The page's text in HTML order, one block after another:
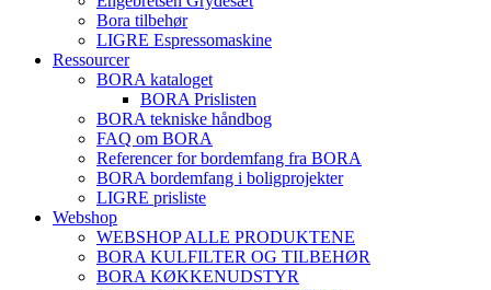
Bora tilbehør
LIGRE Espressomaskine
Ressourcer
BORA kataloget
BORA Prislisten
BORA tekniske håndbog
FAQ om BORA
Referencer for bordemfang fra BORA
BORA bordemfang i boligprojekter
LIGRE prisliste
Webshop
WEBSHOP ALLE PRODUKTENE
BORA KULFILTER OG TILBEHØR
BORA KØKKENUDSTYR